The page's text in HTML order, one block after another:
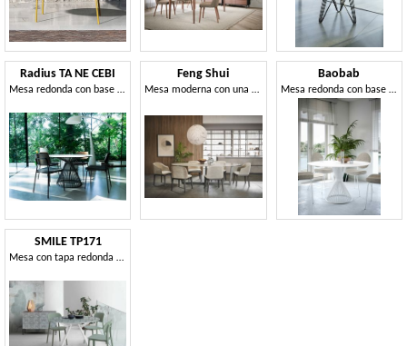
Radius TA NE CEBI
Mesa redonda con base de acero
Feng Shui
Mesa moderna con una particular base de madera.
Baobab
Mesa redonda con base de metal.
SMILE TP171
Mesa con tapa redonda en laminado o vidrio templado.